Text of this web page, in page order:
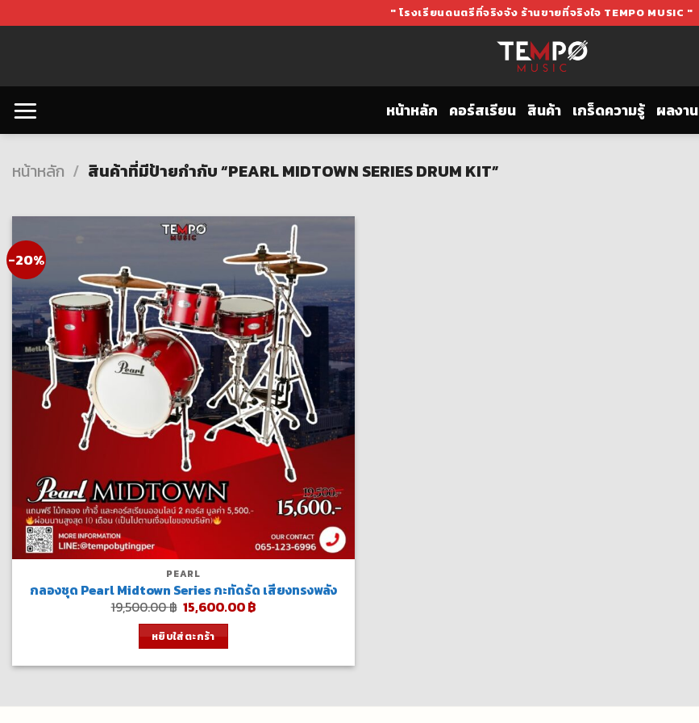
to
" โรงเรียนดนตรีที่จริงจัง ร้านขายที่จริงใจ TEMPO MUSIC "
หน้าหลัก คอร์สเรียน สินค้า เกร็ดความรู้ ผลงาน
หน้าหลัก / สินค้าที่มีป้ายกำกับ “PEARL MIDTOWN SERIES DRUM KIT”
-20%
PEARL
กลองชุด Pearl Midtown Series กะทัดรัด เสียงทรงพลัง
19,500.00฿ Original
price
was:
19,500.00 ฿.
15,600.00฿Current
หยิบใส่ตะกร้า